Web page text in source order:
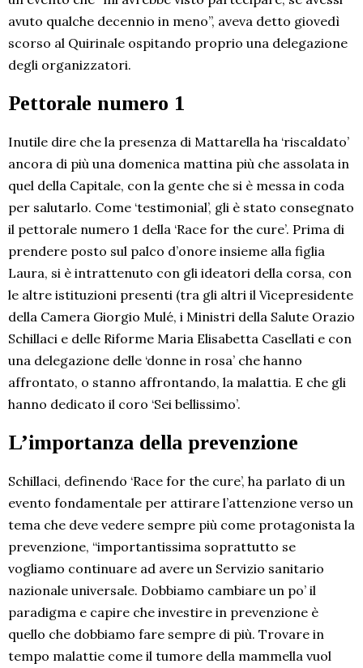
avuto qualche decennio in meno”, aveva detto giovedì
scorso al Quirinale ospitando proprio una delegazione
degli organizzatori.
Pettorale numero 1
Inutile dire che la presenza di Mattarella ha ‘riscaldato’
ancora di più una domenica mattina più che assolata in
quel della Capitale, con la gente che si è messa in coda
per salutarlo. Come ‘testimonial’, gli è stato consegnato
il pettorale numero 1 della ‘Race for the cure’. Prima di
prendere posto sul palco d’onore insieme alla figlia
Laura, si è intrattenuto con gli ideatori della corsa, con
le altre istituzioni presenti (tra gli altri il Vicepresidente
della Camera Giorgio Mulé, i Ministri della Salute Orazio
Schillaci e delle Riforme Maria Elisabetta Casellati e con
una delegazione delle ‘donne in rosa’ che hanno
affrontato, o stanno affrontando, la malattia. E che gli
hanno dedicato il coro ‘Sei bellissimo’.
L’importanza della prevenzione
Schillaci, definendo ‘Race for the cure’, ha parlato di un
evento fondamentale per attirare l’attenzione verso un
tema che deve vedere sempre più come protagonista la
prevenzione, “importantissima soprattutto se
vogliamo continuare ad avere un Servizio sanitario
nazionale universale. Dobbiamo cambiare un po’ il
paradigma e capire che investire in prevenzione è
quello che dobbiamo fare sempre di più. Trovare in
tempo malattie come il tumore della mammella vuol